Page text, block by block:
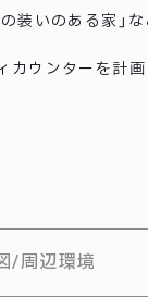
装いのある家」
カウンターを計
/周辺環境